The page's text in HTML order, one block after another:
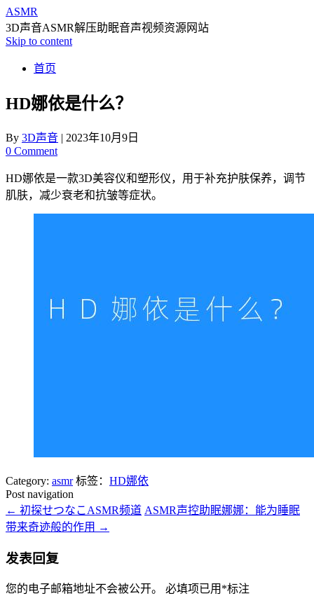
ASMR
3D声音ASMR解压助眠音声视频资源网站
Skip to content
首页
HD娜依是什么？
By 3D声音 | 2023年10月9日
0 Comment
HD娜依是一款3D美容仪和塑形仪，用于补充护肤保养，调节
肌肤，减少衰老和抗皱等症状。
Category: asmr 标签： HD娜依
Post navigation
← 初探せつなこASMR频道 ASMR声控助眠娜娜：能为睡眠
带来奇迹般的作用 →
发表回复
您的电子邮箱地址不会被公开。 必填项已用 *标注